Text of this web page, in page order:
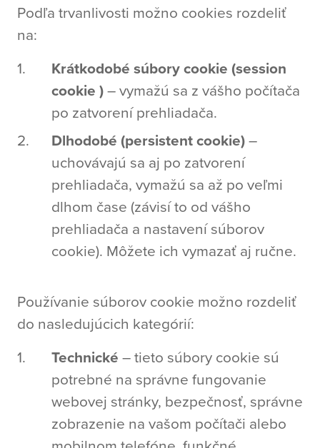
Podľa trvanlivosti možno cookies rozdeliť
na:
Krátkodobé súbory cookie (session
cookie )– vymažú sa z vášho počítača
po zatvorení prehliadača.
Dlhodobé (persistent cookie)–
uchovávajú sa aj po zatvorení
prehliadača, vymažú sa až po veľmi
dlhom čase (závisí to od vášho
prehliadača a nastavení súborov
cookie). Môžete ich vymazať aj ručne.
Používanie súborov cookie možno rozdeliť
do nasledujúcich kategórií:
Technické – tieto súbory cookie sú
potrebné na správne fungovanie
webovej stránky, bezpečnosť, správne
zobrazenie na vašom počítači alebo